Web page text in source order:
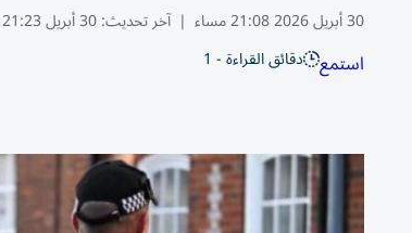
30 أبريل 2026 21:08 مساء | آخر تحديث:30 أبريل 21:23 2026
استمع دقائق القراءة - 1